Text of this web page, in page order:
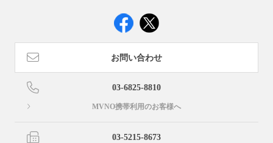
お問い合わせ
03-6825-8810
MVNO携帯利用のお客様へ
03-5215-8673